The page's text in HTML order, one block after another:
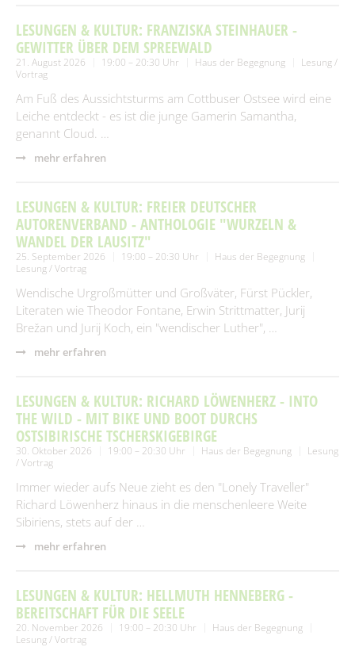
LESUNGEN & KULTUR: FRANZISKA STEINHAUER -
GEWITTER ÜBER DEM SPREEWALD
21. August 2026 19:00 – 20:30 Uhr Haus der Begegnung
Lesung /
Vortrag
Am Fuß des Aussichtsturms am Cottbuser Ostsee wird eine
Leiche entdeckt - es ist die junge Gamerin Samantha,
genannt Cloud. …
mehr erfahren
LESUNGEN & KULTUR: FREIER DEUTSCHER
AUTORENVERBAND - ANTHOLOGIE "WURZELN &
WANDEL DER LAUSITZ"
25. September 2026 19:00 – 20:30 Uhr
Haus der Begegnung
Lesung / Vortrag
Wendische Urgroßmütter und Großväter, Fürst Pückler,
Literaten wie Theodor Fontane, Erwin Strittmatter, Jurij
Brežan und Jurij Koch, ein "wendischer Luther", …
mehr erfahren
LESUNGEN & KULTUR: RICHARD LÖWENHERZ - INTO
THE WILD - MIT BIKE UND BOOT DURCHS
OSTSIBIRISCHE TSCHERSKIGEBIRGE
30. Oktober 2026 19:00 – 20:30 Uhr Haus der Begegnung
Lesung
/ Vortrag
Immer wieder aufs Neue zieht es den "Lonely Traveller"
Richard Löwenherz hinaus in die menschenleere Weite
Sibiriens, stets auf der …
mehr erfahren
LESUNGEN & KULTUR: HELLMUTH HENNEBERG -
BEREITSCHAFT FÜR DIE SEELE
20. November 2026 19:00 – 20:30 Uhr
Haus der Begegnung
Lesung / Vortrag